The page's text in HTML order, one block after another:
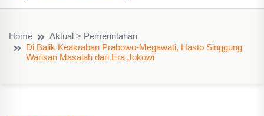
Home
Aktual > Pemerintahan
Di Balik Keakraban Prabowo-Megawati, Hasto Singgung
Warisan Masalah dari Era Jokowi